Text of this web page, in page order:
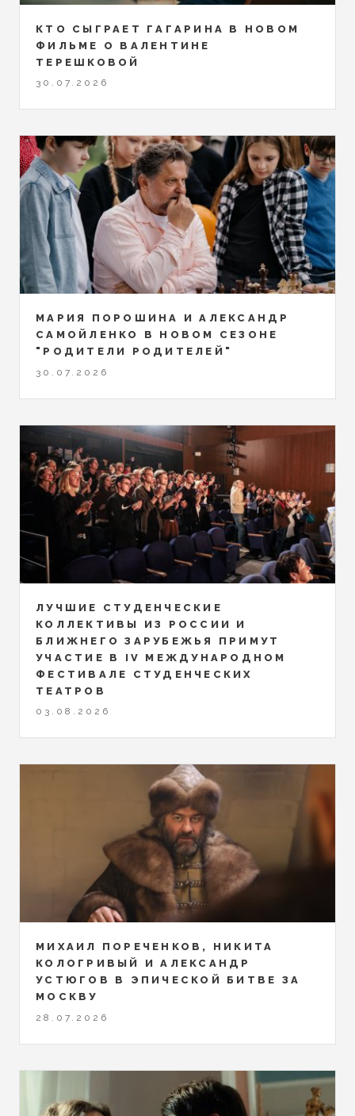
КТО СЫГРАЕТ ГАГАРИНА В НОВОМ
ФИЛЬМЕ О ВАЛЕНТИНЕ
ТЕРЕШКОВОЙ
30.07.2026
МАРИЯ ПОРОШИНА И АЛЕКСАНДР
САМОЙЛЕНКО В НОВОМ СЕЗОНЕ
"РОДИТЕЛИ РОДИТЕЛЕЙ"
30.07.2026
ЛУЧШИЕ СТУДЕНЧЕСКИЕ
КОЛЛЕКТИВЫ ИЗ РОССИИ И
БЛИЖНЕГО ЗАРУБЕЖЬЯ ПРИМУТ
УЧАСТИЕ В IV МЕЖДУНАРОДНОМ
ФЕСТИВАЛЕ СТУДЕНЧЕСКИХ
ТЕАТРОВ
03.08.2026
МИХАИЛ ПОРЕЧЕНКОВ, НИКИТА
КОЛОГРИВЫЙ И АЛЕКСАНДР
УСТЮГОВ В ЭПИЧЕСКОЙ БИТВЕ ЗА
МОСКВУ
28.07.2026